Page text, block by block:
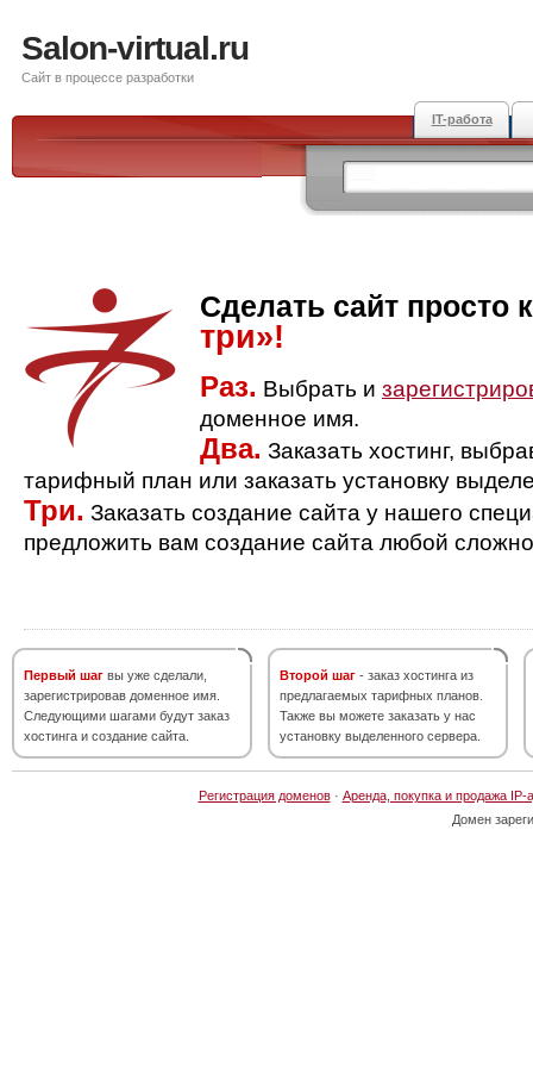
Salon-virtual.ru
Сайт в процессе разработки
IT-работа
Сделать сайт просто
три»!
Раз. Выбрать и
доменное имя.
Два. Заказать хостинг,
тарифный план или заказать установку
Три. Заказать создание сайта у нашего
предложить вам создание сайта любой
Первый шаг вы уже сделали,
зарегистрировав доменное имя.
Следующими шагами будут заказ
хостинга и создание сайта.
Второй шаг - заказ хостинга из
предлагаемых тарифных планов.
Также вы можете заказать у нас
установку выделенного сервера.
Регистрация доменов· Аренда, покупка и продажа IP-
Домен